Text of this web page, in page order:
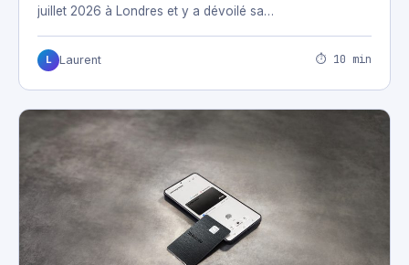
juillet 2026 à Londres et y a dévoilé sa…
L Laurent ⏱ 10 min